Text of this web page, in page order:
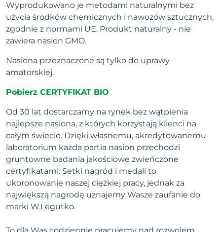
Wyprodukowano je metodami naturalnymi bez
użycia środków chemicznych i nawozów sztucznych,
zgodnie z normami UE. Produkt naturalny - nie
zawiera nasion GMO.
Nasiona przeznaczone są tylko do uprawy
amatorskiej.
Pobierz CERTYFIKAT BIO
Od 30 lat dostarczamy na rynek bez wątpienia
najlepsze nasiona, z których korzystają klienci na
całym świecie. Dzięki własnemu, akredytowanemu
laboratorium każda partia nasion przechodzi
gruntowne badania jakościowe zwieńczone
certyfikatami. Setki nagród i medali to
ukoronowanie naszej ciężkiej pracy, jednak za
największą nagrodę uznajemy Wasze zaufanie do
marki W.Legutko.